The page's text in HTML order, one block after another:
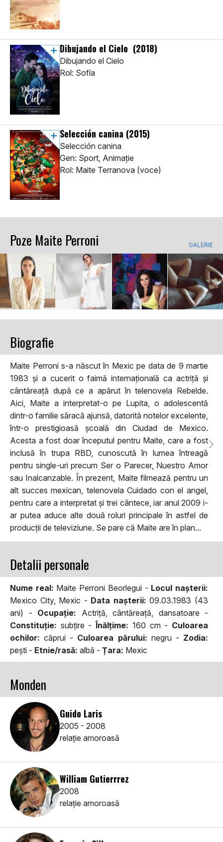
Dibujando el Cielo (2018)
Dibujando el Cielo
Rol: Sofía
Selección canina (2015)
Selección canina
Gen: Sport, Animaţie
Rol: Maite Terranova (voce)
Poze Maite Perroni GALERIE
Biografie
Maite Perroni s-a născut în Mexic pe data de 9 martie
1983 și a cucerit o faimă internațională ca actriță și
cântăreață după ce a apărut în telenovela Rebelde.
Aici, Maite a interpretat-o pe Lupita, o adolescentă
dintr-o familie săracă ajunsă, datorită notelor excelente,
într-o prestigioasă școală din Ciudad de Mexico.
Acesta a fost doar începutul pentru Maite, care a fost
inclusă în trupa RBD, cunoscută în lumea întreagă
pentru single-uri precum Ser o Parecer, Nuestro Amor
sau Inalcanzable. În prezent, Maite filmează pentru un
alt succes mexican, telenovela Cuidado con el angel,
pentru care a interpretat și trei cântece, iar anul 2009 i-
ar putea aduce alte două roluri principale în astfel de
producții de televiziune. Se pare că Maite are în plan...
Detalii personale
Nume real: Maite Perroni Beorlegui - Locul naşterii:
Mexico City, Mexic - Data naşterii: 09.03.1983 (43
ani) - Ocupaţie: Actriță, cântăreață, dansatoare -
Constituţie: subțire -Înălţime: 160 cm - Culoarea
ochilor: căprui - Culoarea părului: negru - Zodia:
pești - Etnie/rasă: albă - Țara: Mexic
Monden
Guido Laris
2005 - 2008
relaţie amoroasă
William Gutierrrez
2008
relaţie amoroasă